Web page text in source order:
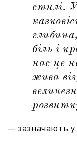
стилі.
біль і
нас це
жива
— зазначають у